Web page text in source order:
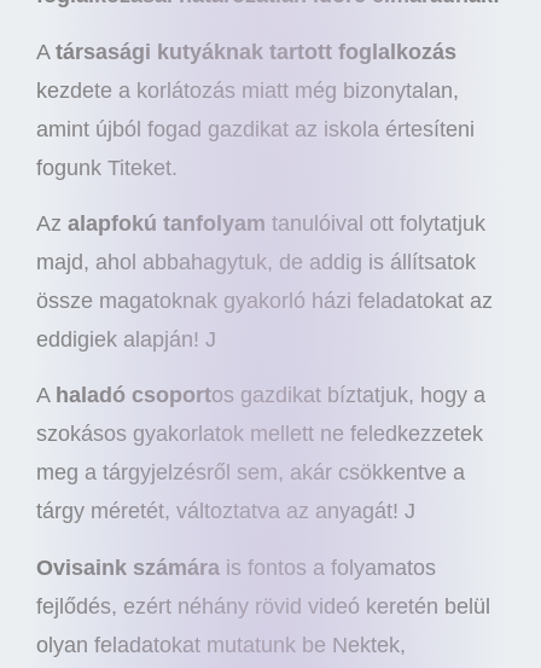
A társasági kutyáknak tartott foglalkozás
kezdete a korlátozás miatt még bizonytalan,
amint újból fogad gazdikat az iskola értesíteni
fogunk Titeket.
Az alapfokú tanfolyam tanulóival ott folytatjuk
majd, ahol abbahagytuk, de addig is állítsatok
össze magatoknak gyakorló házi feladatokat az
eddigiek alapján! J
A haladó csoportos gazdikat bíztatjuk, hogy a
szokásos gyakorlatok mellett ne feledkezzetek
meg a tárgyjelzésről sem, akár csökkentve a
tárgy méretét, változtatva az anyagát! J
Ovisaink számára is fontos a folyamatos
fejlődés, ezért néhány rövid videó keretén belül
olyan feladatokat mutatunk be Nektek,